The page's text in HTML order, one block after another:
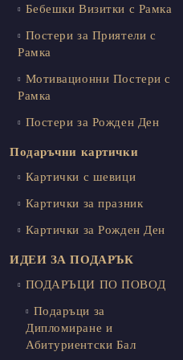
Бебешки Визитки с Рамка
Постери за Приятели с
Рамка
Мотивационни Постери с
Рамка
Постери за Рожден Ден
Подаръчни картички
Картички с шевици
Картички за празник
Картички за Рожден Ден
ИДЕИ ЗА ПОДАРЪК
ПОДАРЪЦИ ПО ПОВОД
Подаръци за
Дипломиране и
Абитуриентски Бал